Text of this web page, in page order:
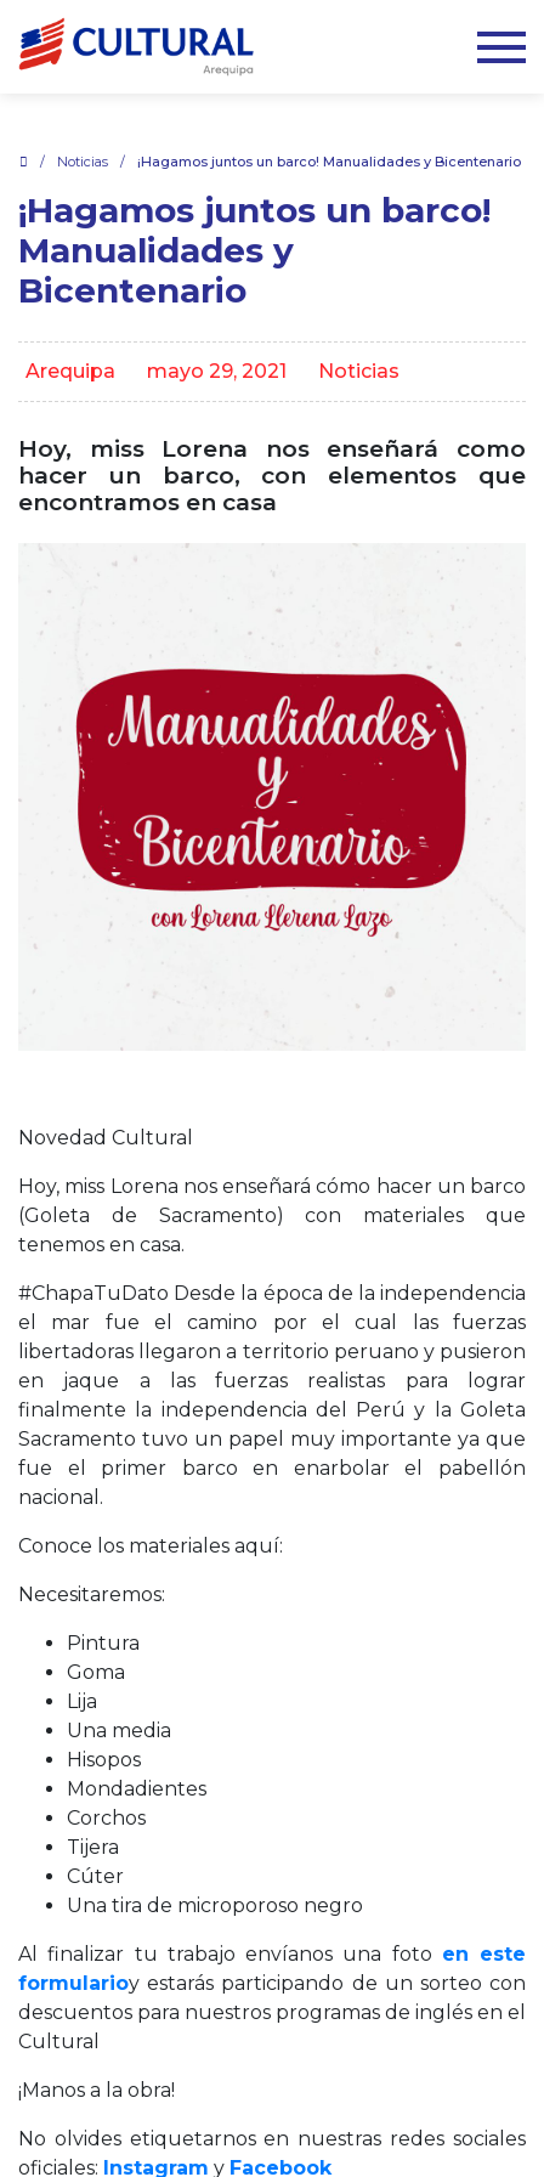
/ Noticias / ¡Hagamos juntos un barco! Manualidades y Bicentenario
¡Hagamos juntos un barco!
Manualidades y
Bicentenario
Arequipa mayo 29, 2021 Noticias
Hoy, miss Lorena nos enseñará como
hacer un barco, con elementos que
encontramos en casa
Novedad Cultural
Hoy, miss Lorena nos enseñará cómo hacer un barco
(Goleta de Sacramento) con materiales que
tenemos en casa.
#ChapaTuDato Desde la época de la independencia
el mar fue el camino por el cual las fuerzas
libertadoras llegaron a territorio peruano y pusieron
en jaque a las fuerzas realistas para lograr
finalmente la independencia del Perú y la Goleta
Sacramento tuvo un papel muy importante ya que
fue el primer barco en enarbolar el pabellón
nacional.
Conoce los materiales aquí:
Necesitaremos:
Pintura
Goma
Lija
Una media
Hisopos
Mondadientes
Corchos
Tijera
Cúter
Una tira de microporoso negro
Al finalizar tu trabajo envíanos una foto en este
formularioy estarás participando de un sorteo con
descuentos para nuestros programas de inglés en el
Cultural
¡Manos a la obra!
No olvides etiquetarnos en nuestras redes sociales
oficiales: Instagram y Facebook